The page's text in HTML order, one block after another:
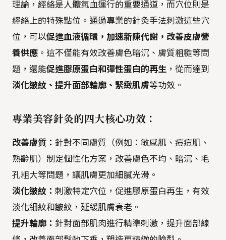
理論，經絡是人體氣血運行的重要通道，而穴位則是
經絡上的特殊點位。通過專業的針灸手法刺激這些穴
位，可以促進血液循環，加速新陳代謝，改善皮膚營
養供應 。這不僅能有效改善膚色暗沉、膚質粗糙等問
題，還能促進膠原蛋白和彈性蛋白的再生 ，從而達到
淡化皺紋、提升面部輪廓、緊緻肌膚等功效。
專業美容針灸的四大核心功效：
改善膚質： 針對不同膚質（例如：敏感肌、痘痘肌、
熟齡肌）制定個性化方案，改善膚色不均、暗沉、毛
孔粗大等問題，讓肌膚更加細膩光滑。
淡化皺紋： 刺激特定穴位，促進膠原蛋白再生，有效
淡化細紋和皺紋，延緩肌膚衰老。
提升輪廓： 針對面部肌肉進行精準刺激，提升面部線